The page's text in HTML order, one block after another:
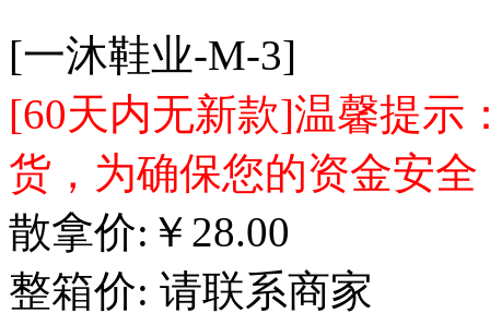
[一沐鞋业-M-3]
[60天内无新款]温馨提示
货，为确保您的资金安
散拿价: ￥ 28.00
整箱价: 请联系商家